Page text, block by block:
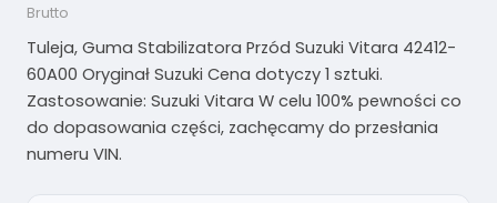
Brutto
Tuleja, Guma Stabilizatora Przód Suzuki Vitara 42412-
60A00 Oryginał Suzuki Cena dotyczy 1 sztuki.
Zastosowanie: Suzuki Vitara W celu 100% pewności co
do dopasowania części, zachęcamy do przesłania
numeru VIN.